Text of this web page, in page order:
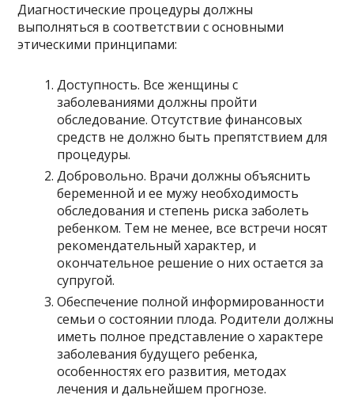
Диагностические процедуры должны
выполняться в соответствии с основными
этическими принципами:
Доступность. Все женщины с
заболеваниями должны пройти
обследование. Отсутствие финансовых
средств не должно быть препятствием для
процедуры.
Добровольно. Врачи должны объяснить
беременной и ее мужу необходимость
обследования и степень риска заболеть
ребенком. Тем не менее, все встречи носят
рекомендательный характер, и
окончательное решение о них остается за
супругой.
Обеспечение полной информированности
семьи о состоянии плода. Родители должны
иметь полное представление о характере
заболевания будущего ребенка,
особенностях его развития, методах
лечения и дальнейшем прогнозе.